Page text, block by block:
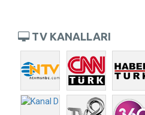
TV KANALLARI